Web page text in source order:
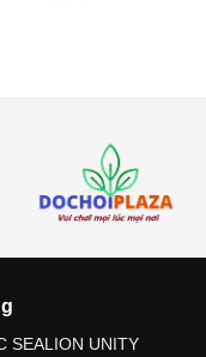
SEALION UNITY